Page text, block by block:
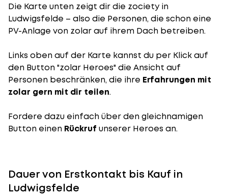
Die Karte unten zeigt dir die zociety in
Ludwigsfelde – also die Personen, die schon eine
PV-Anlage von zolar auf ihrem Dach betreiben.
Links oben auf der Karte kannst du per Klick auf
den Button "zolar Heroes" die Ansicht auf
Personen beschränken, die ihre Erfahrungen mit
zolar gern mit dir teilen.
Fordere dazu einfach über den gleichnamigen
Button einen Rückruf unserer Heroes an.
Dauer von Erstkontakt bis Kauf in
Ludwigsfelde